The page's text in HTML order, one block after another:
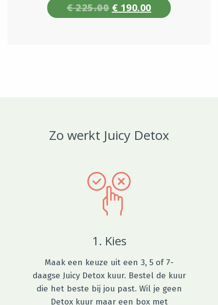
€225.00 € 190.00
Zo werkt Juicy Detox
1. Kies
Maak een keuze uit een 3, 5 of 7-
daagse Juicy Detox kuur. Bestel de kuur
die het beste bij jou past. Wil je geen
Detox kuur maar een box met